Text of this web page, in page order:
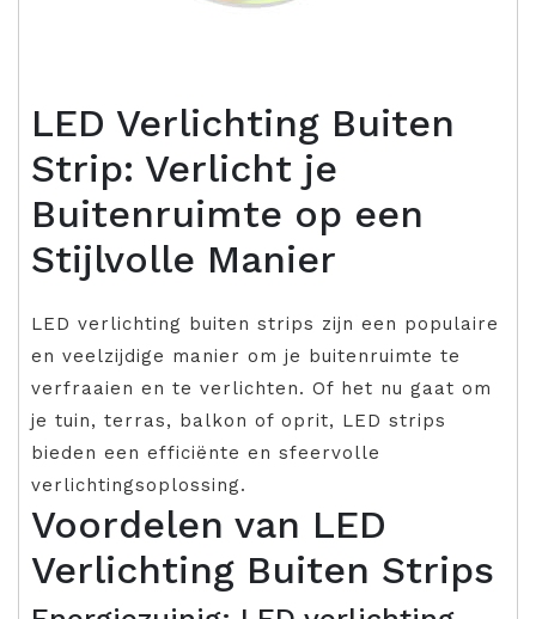
LED Verlichting Buiten
Strip: Verlicht je
Buitenruimte op een
Stijlvolle Manier
LED verlichting buiten strips zijn een populaire
en veelzijdige manier om je buitenruimte te
verfraaien en te verlichten. Of het nu gaat om
je tuin, terras, balkon of oprit, LED strips
bieden een efficiënte en sfeervolle
verlichtingsoplossing.
Voordelen van LED
Verlichting Buiten Strips